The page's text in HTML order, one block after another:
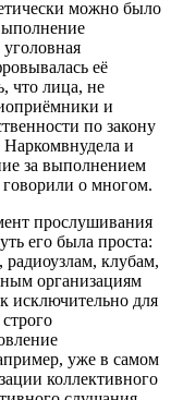
можно было
её
что лица, не
и
по закону
и
за выполнением
говорили о многом.
прослушивания
его была проста:
клубам,
организациям
исключительно для
уже в самом
коллективного